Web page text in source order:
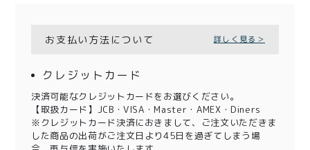
お支払い方法について 詳しく見る＞
クレジットカード
決済可能なクレジットカードをお選びください。
【取扱カード】JCB・VISA・Master・AMEX・Diners
※クレジットカード決済におきまして、ご注文いただきま
した商品の出荷がご注文日より45日を過ぎてしまう場